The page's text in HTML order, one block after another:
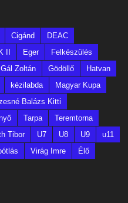
Cigánd
DEAC
II Eger
Felkészülés
Gál Zoltán Gödöllő
Hatvan
kézilabda
Magyar Kupa
Balázs Kitti
Tarpa
Teremtorna
Tibor U7 U8 U9
u11
Virág Imre
Élő